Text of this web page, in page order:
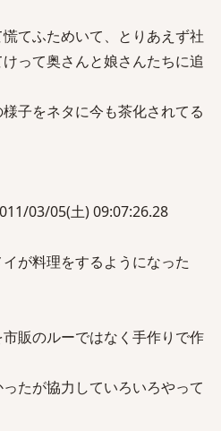
てふためいて、とりあえず社
って奥さんと娘さんたちに追
子をネタに今も茶化されてる
03/05(土) 09:07:26.28
が料理をするようになった
販のルーではなく手作りで作
たが協力していろいろやって